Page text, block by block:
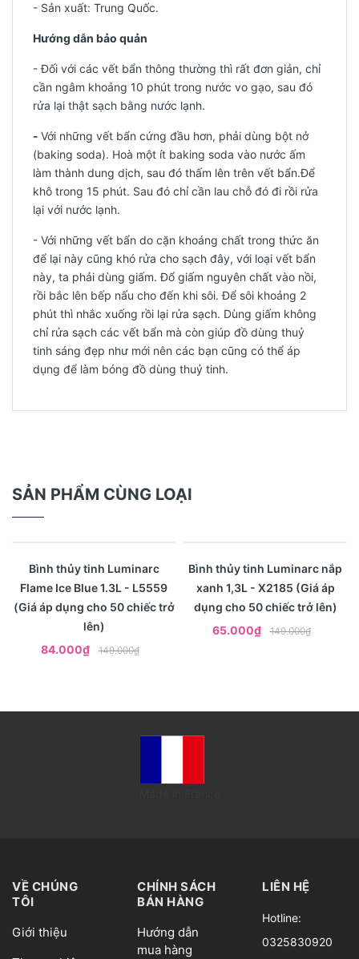
- Sản xuất: Trung Quốc.
Hướng dẫn bảo quản
- Đối với các vết bẩn thông thường thì rất đơn giản, chỉ
cần ngâm khoảng 10 phút trong nước vo gạo, sau đó
rửa lại thật sạch bằng nước lạnh.
- Với những vết bẩn cứng đầu hơn, phải dùng bột nở
(baking soda). Hoà một ít baking soda vào nước ấm
làm thành dung dịch, sau đó thấm lên trên vết bẩn.Để
khô trong 15 phút. Sau đó chỉ cần lau chỗ đó đi rồi rửa
lại với nước lạnh.
- Với những vết bẩn do cặn khoáng chất trong thức ăn
để lại này cũng khó rửa cho sạch đây, với loại vết bẩn
này, ta phải dùng giấm. Đổ giấm nguyên chất vào nồi,
rồi bắc lên bếp nấu cho đến khi sôi. Để sôi khoảng 2
phút thì nhắc xuống rồi lại rửa sạch. Dùng giấm không
chỉ rửa sạch các vết bẩn mà còn giúp đồ dùng thuỷ
tinh sáng đẹp như mới nên các bạn cũng có thể áp
dụng để làm bóng đồ dùng thuỷ tinh.
SẢN PHẨM CÙNG LOẠI
Xem nhanh
Bình thủy tinh Luminarc
Flame Ice Blue 1.3L - L5559
(Giá áp dụng cho 50 chiếc trở
lên)
84.000₫
149.000₫
Xem nhanh
Bình thủy tinh Luminarc nắp
xanh 1,3L - X2185 (Giá áp
dụng cho 50 chiếc trở lên)
65.000₫
149.000₫
VỀ CHÚNG
TÔI
Giới thiệu
CHÍNH SÁCH
BÁN HÀNG
Hướng dẫn
mua hàng
LIÊN HỆ
Hotline:
0325830920